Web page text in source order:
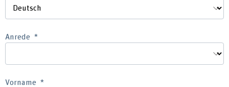
Anrede
Vorname